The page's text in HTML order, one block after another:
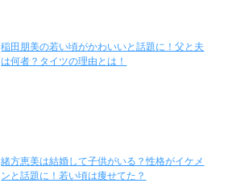
稲田朋美の若い頃がかわいいと話題に！父と夫
は何者？タイツの理由とは！
緒方恵美は結婚して子供がいる？性格がイケメ
ンと話題に！若い頃は痩せてた？